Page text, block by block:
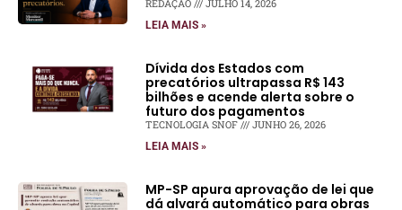
REDAÇÃO JULHO 14, 2026
LEIA MAIS »
Dívida dos Estados com
precatórios ultrapassa R$ 143
bilhões e acende alerta sobre o
futuro dos pagamentos
TECNOLOGIA SNOF JUNHO 26, 2026
LEIA MAIS »
MP-SP apura aprovação de lei que
dá alvará automático para obras